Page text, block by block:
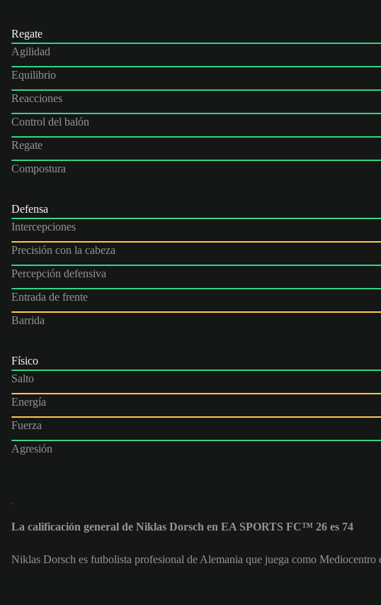
Regate
Agilidad
Equilibrio
Reacciones
Control del balón
Regate
Compostura
Defensa
Intercepciones
Precisión con la cabeza
Percepción defensiva
Entrada de frente
Barrida
Físico
Salto
Energía
Fuerza
Agresión
La calificación general de Niklas Dorsch en EA SPORTS FC™ 26 es 74
Niklas Dorsch es futbolista profesional de Alemania que juega como